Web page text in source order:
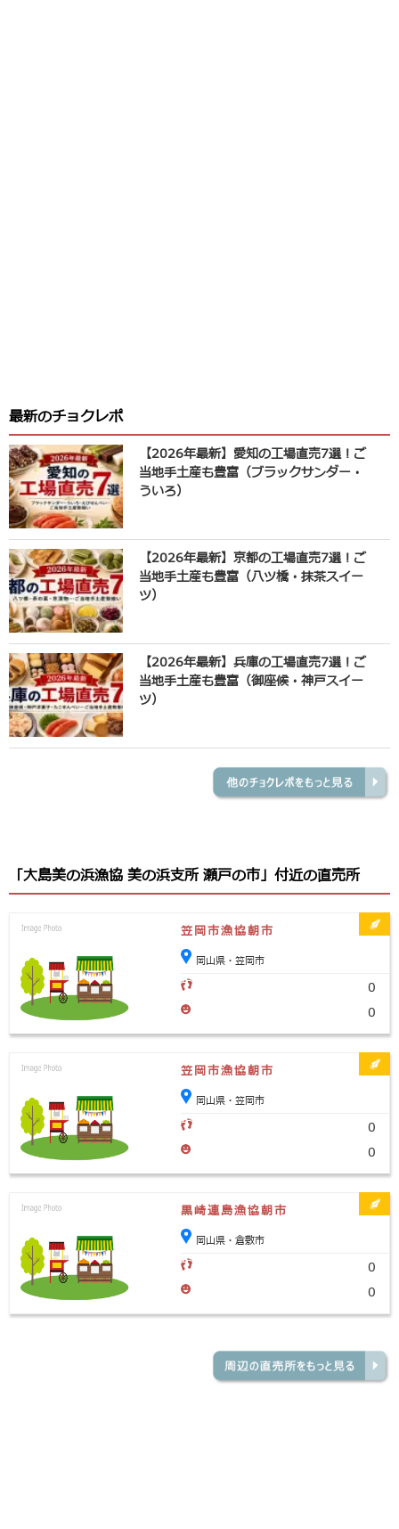
最新のチョクレポ
【2026年最新】愛知の工場直売7選！ご
当地手土産も豊富（ブラックサンダー・
ういろ）
【2026年最新】京都の工場直売7選！ご
当地手土産も豊富（八ツ橋・抹茶スイー
ツ）
【2026年最新】兵庫の工場直売7選！ご
当地手土産も豊富（御座候・神戸スイー
ツ）
「大島美の浜漁協 美の浜支所 瀬戸の市」付近の直売所
笠岡市漁協朝市
岡山県・笠岡市
0
0
笠岡市漁協朝市
岡山県・笠岡市
0
0
黒崎連島漁協朝市
岡山県・倉敷市
0
0